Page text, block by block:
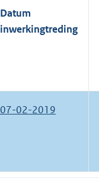
Datum
inwerkingtreding
07-02-2019